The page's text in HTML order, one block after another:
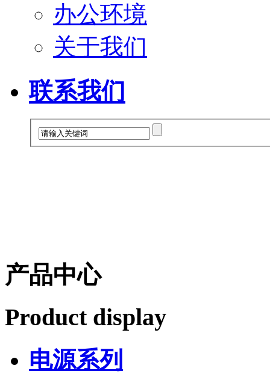
办公环境
关于我们
联系我们
产品中心
Product display
电源系列